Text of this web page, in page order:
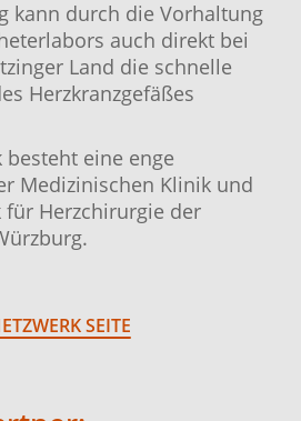
kann durch die Vorhaltung
auch direkt bei
Land die schnelle
Herzkranzgefäßes
besteht eine enge
Medizinischen Klinik und
Herzchirurgie der
SEITE